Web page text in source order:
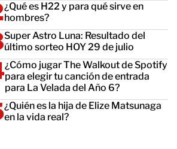
¿Qué es H22 y para qué sirve en
hombres?
Super Astro Luna: Resultado del
último sorteo HOY 29 de julio
¿Cómo jugar The Walkout de Spotify
para elegir tu canción de entrada
para La Velada del Año 6?
¿Quién es la hija de Elize Matsunaga
en la vida real?